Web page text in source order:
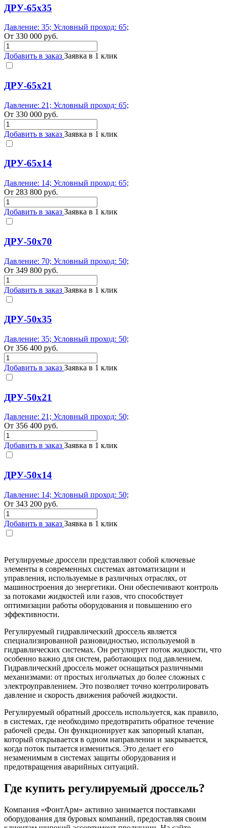
ДРУ-65х35
Давление: 35; Условный проход: 65;
От 330 000 руб.
Добавить в заказ Заявка в 1 клик
ДРУ-65х21
Давление: 21; Условный проход: 65;
От 330 000 руб.
Добавить в заказ Заявка в 1 клик
ДРУ-65х14
Давление: 14; Условный проход: 65;
От 283 800 руб.
Добавить в заказ Заявка в 1 клик
ДРУ-50х70
Давление: 70; Условный проход: 50;
От 349 800 руб.
Добавить в заказ Заявка в 1 клик
ДРУ-50х35
Давление: 35; Условный проход: 50;
От 356 400 руб.
Добавить в заказ Заявка в 1 клик
ДРУ-50х21
Давление: 21; Условный проход: 50;
От 356 400 руб.
Добавить в заказ Заявка в 1 клик
ДРУ-50х14
Давление: 14; Условный проход: 50;
От 343 200 руб.
Добавить в заказ Заявка в 1 клик
Регулируемые дроссели представляют собой ключевые
элементы в современных системах автоматизации и
управления, используемые в различных отраслях, от
машиностроения до энергетики. Они обеспечивают контроль
за потоками жидкостей или газов, что способствует
оптимизации работы оборудования и повышению его
эффективности.
Регулируемый гидравлический дроссель является
специализированной разновидностью, используемой в
гидравлических системах. Он регулирует поток жидкости, что
особенно важно для систем, работающих под давлением.
Гидравлический дроссель может оснащаться различными
механизмами: от простых игольчатых до более сложных с
электроуправлением. Это позволяет точно контролировать
давление и скорость движения рабочей жидкости.
Регулируемый обратный дроссель используется, как правило,
в системах, где необходимо предотвратить обратное течение
рабочей среды. Он функционирует как запорный клапан,
который открывается в одном направлении и закрывается,
когда поток пытается измениться. Это делает его
незаменимым в системах защиты оборудования и
предотвращения аварийных ситуаций.
Где купить регулируемый дроссель?
Компания «ФонтАрм» активно занимается поставками
оборудования для буровых компаний, предоставляя своим